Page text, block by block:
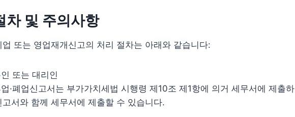
차 및 주의사항
업 또는 영업재개신고의 처리 절차는 아래와 같습니다:
또는 대리인
·폐업신고서는 부가가치세법 시행령 제10조 제1항에 의거 세무서에 제출하
고서와 함께 세무서에 제출할 수 있습니다.